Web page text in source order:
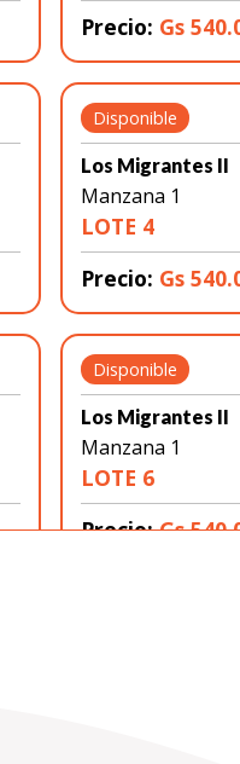
Precio: Gs
Disponible
Los Migrantes II
Manzana 1
LOTE 4
Precio: Gs
Disponible
Los Migrantes II
Manzana 1
LOTE 6
Precio:Gs